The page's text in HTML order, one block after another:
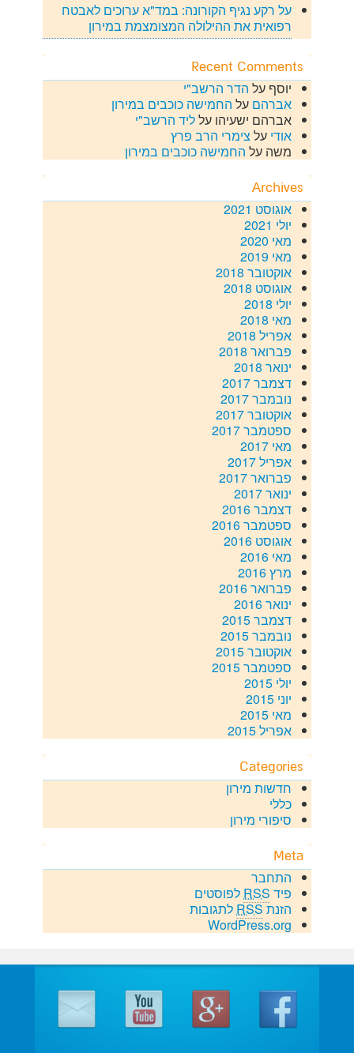
על רקע נגיף הקורונה: במד"א ערוכים לאבטח
רפואית את ההילולה המצומצמת במירון
Recent Comments
יוסף על הדר הרשב"י
אברהם על החמישה כוכבים במירון
אברהם ישעיהו עלליד הרשב"י
אודי על צימרי הרב פרץ
משה על החמישה כוכבים במירון
Archives
אוגוסט 2021
יולי 2021
מאי 2020
מאי 2019
אוקטובר 2018
אוגוסט 2018
יולי 2018
מאי 2018
אפריל 2018
פברואר 2018
ינואר 2018
דצמבר 2017
נובמבר 2017
אוקטובר 2017
ספטמבר 2017
מאי 2017
אפריל 2017
פברואר 2017
ינואר 2017
דצמבר 2016
ספטמבר 2016
אוגוסט 2016
מאי 2016
מרץ 2016
פברואר 2016
ינואר 2016
דצמבר 2015
נובמבר 2015
אוקטובר 2015
ספטמבר 2015
יולי 2015
יוני 2015
מאי 2015
אפריל 2015
Categories
חדשות מירון
כללי
סיפורי מירון
Meta
התחבר
פיד RSS לפוסטים
הזנתRSS לתגובות
WordPress.org